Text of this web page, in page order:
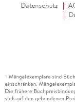
Datenschutz
1 Mängelexemplare sind
einschränken.
Die frühere
sich auf den gebundenen